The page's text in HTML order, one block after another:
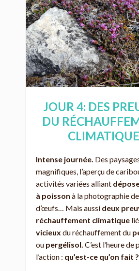
JOUR 4: DES
DU
CLIMATIQUE
Intense journée. Des
magnifiques, l’aperçu de
activités variées alliant
à poisson à la photographie
d’œufs… Mais aussi deux
réchauffement climatique
vicieux du réchauffement du
ou pergélisol. C’est l’heure de
l’action : qu’est-ce qu’on fait ?